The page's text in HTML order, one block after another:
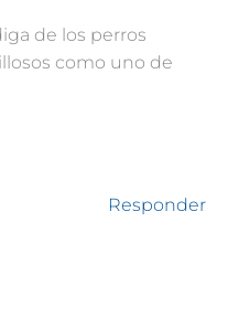
de los perros
como uno de
Responder